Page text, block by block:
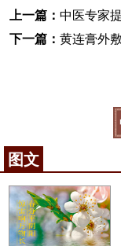
上一篇： 中医专家提
下一篇： 黄连膏外
图文